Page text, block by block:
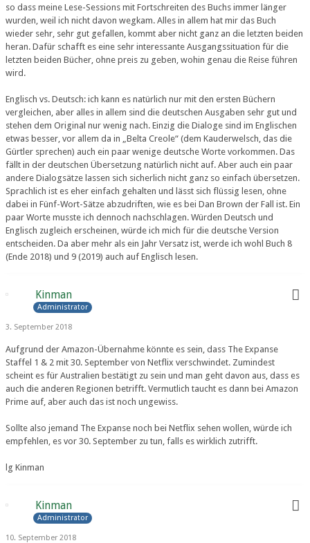
so dass meine Lese-Sessions mit Fortschreiten des Buchs immer länger
wurden, weil ich nicht davon wegkam. Alles in allem hat mir das Buch
wieder sehr, sehr gut gefallen, kommt aber nicht ganz an die letzten beiden
heran. Dafür schafft es eine sehr interessante Ausgangssituation für die
letzten beiden Bücher, ohne preis zu geben, wohin genau die Reise führen
wird.
Englisch vs. Deutsch: ich kann es natürlich nur mit den ersten Büchern
vergleichen, aber alles in allem sind die deutschen Ausgaben sehr gut und
stehen dem Original nur wenig nach. Einzig die Dialoge sind im Englischen
etwas besser, vor allem da in „Belta Creole“ (dem Kauderwelsch, das die
Gürtler sprechen) auch ein paar wenige deutsche Worte vorkommen. Das
fällt in der deutschen Übersetzung natürlich nicht auf. Aber auch ein paar
andere Dialogsätze lassen sich sicherlich nicht ganz so einfach übersetzen.
Sprachlich ist es eher einfach gehalten und lässt sich flüssig lesen, ohne
dabei in Fünf-Wort-Sätze abzudriften, wie es bei Dan Brown der Fall ist. Ein
paar Worte musste ich dennoch nachschlagen. Würden Deutsch und
Englisch zugleich erscheinen, würde ich mich für die deutsche Version
entscheiden. Da aber mehr als ein Jahr Versatz ist, werde ich wohl Buch 8
(Ende 2018) und 9 (2019) auch auf Englisch lesen.
Kinman
Administrator
3. September 2018
Aufgrund der Amazon-Übernahme könnte es sein, dass The Expanse
Staffel 1 & 2 mit 30. September von Netflix verschwindet. Zumindest
scheint es für Australien bestätigt zu sein und man geht davon aus, dass es
auch die anderen Regionen betrifft. Vermutlich taucht es dann bei Amazon
Prime auf, aber auch das ist noch ungewiss.
Sollte also jemand The Expanse noch bei Netflix sehen wollen, würde ich
empfehlen, es vor 30. September zu tun, falls es wirklich zutrifft.
lg Kinman
Kinman
Administrator
10. September 2018